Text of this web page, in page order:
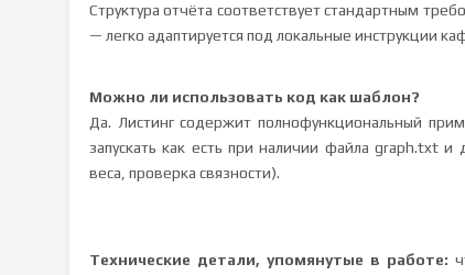
Структура отчёта соответствует стандартным
— легко адаптируется под локальные инструкции
Можно ли использовать код как шаблон?
Да. Листинг содержит полнофункциональный
запускать как есть при наличии файла graph.txt и
веса, проверка связности).
Технические детали, упомянутые в работе: